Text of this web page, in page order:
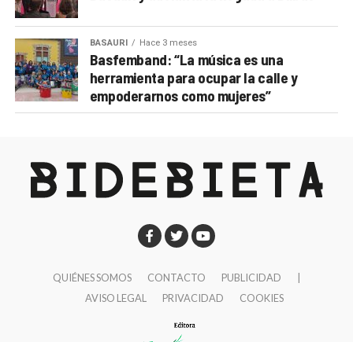
BASAURI Hace 3 meses
Basfemband: “La música es una
herramienta para ocupar la calle y
empoderarnos como mujeres”
QUIÉNES SOMOS CONTACTO PUBLICIDAD
|
AVISO LEGAL
PRIVACIDAD COOKIES